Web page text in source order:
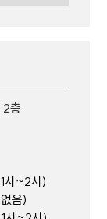
2층
시~2시)
음)